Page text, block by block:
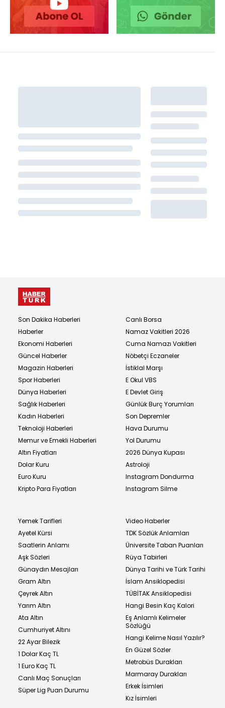
Son Dakika Haberleri
Haberler
Ekonomi Haberleri
Güncel Haberler
Magazin Haberleri
Spor Haberleri
Dünya Haberleri
Sağlık Haberleri
Kadın Haberleri
Teknoloji Haberleri
Memur ve Emekli Haberleri
Altın Fiyatları
Dolar Kuru
Euro Kuru
Kripto Para Fiyatları
Canlı Borsa
Namaz Vakitleri 2026
Cuma Namazı Vakitleri
Nöbetçi Eczaneler
İstiklal Marşı
E Okul VBS
E Devlet Giriş
Günlük Burç Yorumları
Son Depremler
Hava Durumu
Yol Durumu
2026 Dünya Kupası
Astroloji
Instagram Dondurma
Instagram Silme
Yemek Tarifleri
Ayetel Kürsi
Saatlerin Anlamı
Aşk Sözleri
Günaydın Mesajları
Gram Altın
Çeyrek Altın
Yarım Altın
Ata Altın
Cumhuriyet Altını
22 Ayar Bilezik
1 Dolar Kaç TL
1 Euro Kaç TL
Canlı Maç Sonuçları
Süper Lig Puan Durumu
Video Haberler
TDK Sözlük Anlamları
Üniversite Taban Puanları
Rüya Tabirleri
Dünya Tarihi ve Türk Tarihi
İslam Ansiklopedisi
TÜBİTAK Ansiklopedisi
Hangi Besin Kaç Kalori
Eş Anlamlı Kelimeler
Sözlüğü
Hangi Kelime Nasıl Yazılır?
En Güzel Sözler
Metrobüs Durakları
Marmaray Durakları
Erkek İsimleri
Kız İsimleri